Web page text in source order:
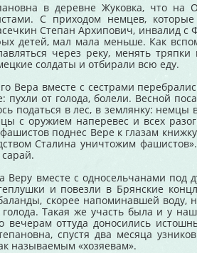
в деревне Жуковка, что
С приходом немцев,
Степан Архипович, инвалид с
детей, мал мала меньше. Как
через реку, менять
солдаты и отбирали всю еду.
Вера вместе с сестрами
пухли от голода, болели. Весной
податься в лес, в землянку:
с оружием наперевес и всех
поднес Вере к глазам
Сталина уничтожим
Веру вместе с односельчанами под
и повезли в Брянские
скорее напоминавшей воду,
Такая же участь была и у
вечерам оттуда доносились
спустя два месяца
называемым «хозяевам».